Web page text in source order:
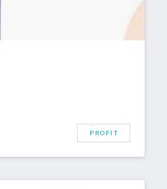
PROFIT